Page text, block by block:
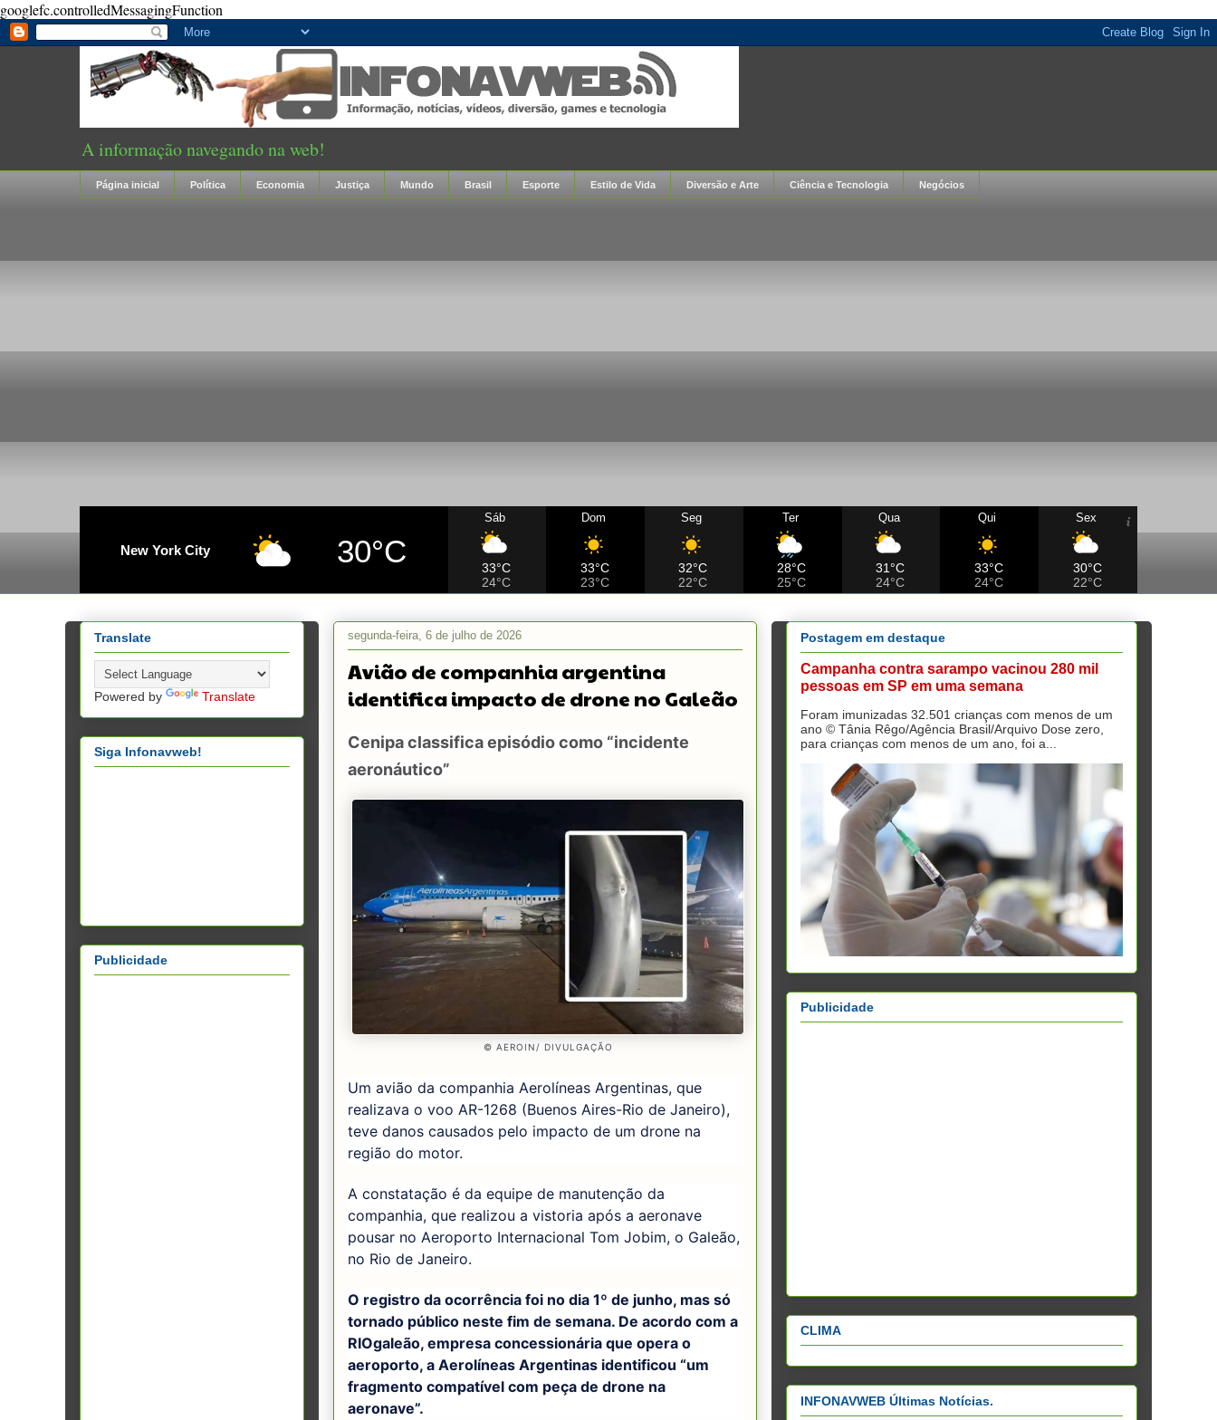
googlefc.controlledMessagingFunction
A informação navegando na web!
Página inicial Política Economia Justiça Mundo Brasil Esporte Estilo de Vida Diversão e Arte Ciência e Tecnologia Negócios
New York City 30°C
Sáb
33°C
24°C
Dom
33°C
23°C
Seg
32°C
22°C
Ter
28°C
25°C
Qua
31°C
24°C
Qui
33°C
24°C
Sex
30°C
22°C
segunda-feira, 6 de julho de 2026
Avião de companhia argentina
identifica impacto de drone no Galeão
Cenipa classifica episódio como “incidente
aeronáutico”
© AEROIN/ DIVULGAÇÃO
Um avião da companhia Aerolíneas Argentinas, que
realizava o voo AR-1268 (Buenos Aires-Rio de Janeiro),
teve danos causados pelo impacto de um drone na
região do motor.
A constatação é da equipe de manutenção da
companhia, que realizou a vistoria após a aeronave
pousar no Aeroporto Internacional Tom Jobim, o Galeão,
no Rio de Janeiro.
O registro da ocorrência foi no dia 1º de junho, mas só
tornado público neste fim de semana. De acordo com a
RIOgaleão, empresa concessionária que opera o
aeroporto, a Aerolíneas Argentinas identificou “um
fragmento compatível com peça de drone na
aeronave”.
Translate
Powered by Translate
Siga Infonavweb!
Publicidade
Postagem em destaque
Campanha contra sarampo vacinou 280 mil
pessoas em SP em uma semana
Foram imunizadas 32.501 crianças com menos de um
ano © Tânia Rêgo/Agência Brasil/Arquivo Dose zero,
para crianças com menos de um ano, foi a...
Publicidade
CLIMA
INFONAVWEB Últimas Notícias.